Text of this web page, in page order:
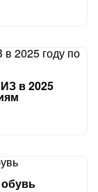
в 2025